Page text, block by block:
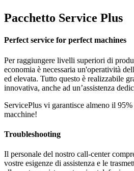
Pacchetto Service Plus
Perfect service for perfect machines
Per raggiungere livelli superiori di
economia è necessaria un'operatività
ed elevata. Tutto questo è realizzabile
innovativa, anche ad un’assistenza
ServicePlus vi garantisce almeno il
macchine!
Troubleshooting
Il personale del nostro call-center
vostre esigenze di assistenza e le